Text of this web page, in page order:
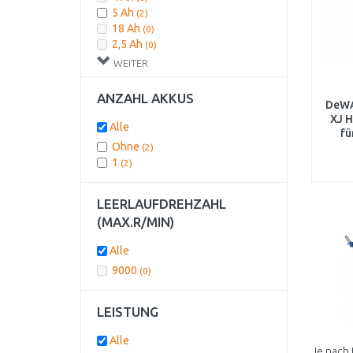
XJ
WEITER
5 Ah (2)
18 Ah (0)
2,5 Ah (0)
ANZAHL AKKUS
Alle
Ohne (2)
1 (2)
LEERLAUFDREHZAHL
(MAX.R/MIN)
Alle
9000 (0)
LEISTUNG
Alle